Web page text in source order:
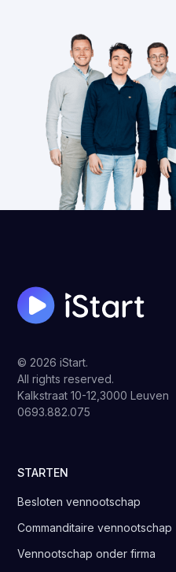
STARTEN
Besloten vennootschap
Commanditaire vennootschap
Vennootschap onder firma
© 2026 iStart.
All rights reserved.
Kalkstraat 10-12,3000 Leuven
0693.882.075